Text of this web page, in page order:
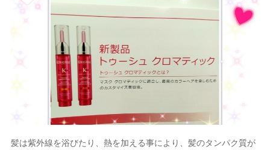
髪は紫外線を浴びたり、熱を加える事により、髪のタンパク質が